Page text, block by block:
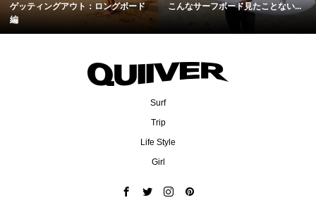
ゲッティングアウト：ロングボード
編
こんなサーフボード見たことない...
Surf
Trip
Life Style
Girl